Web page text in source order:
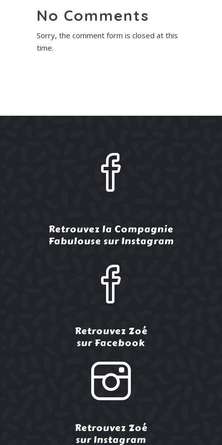
No Comments
Sorry, the comment form is closed at this
time.
Retrouvez la Compagnie
Fabulouse sur Instagram
Retrouvez Zoé
sur Facebook
Retrouvez Zoé
sur Instagram